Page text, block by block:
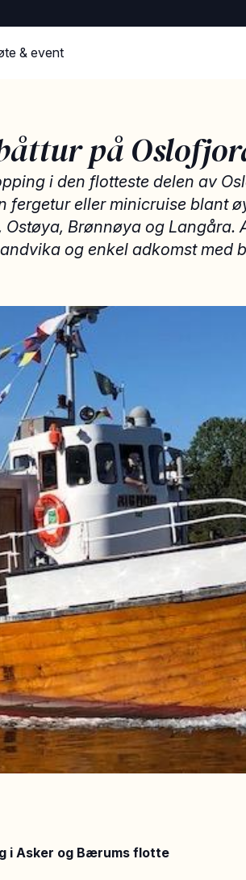
& event
på
i den flotteste delen av
fergetur eller minicruise blant
Brønnøya og Langåra.
og enkel adkomst med
i Asker og Bærums flotte